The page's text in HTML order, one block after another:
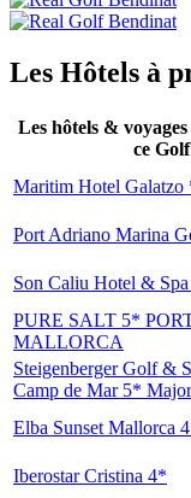
Les Hôtels à
Les hôtels &
ce Golf
Maritim Hotel
Port Adriano Marina
Son Caliu Hotel &
PURE SALT 5*
MALLORCA
Steigenberger Golf &
Camp de Mar 5*
Elba Sunset Mallorca
Iberostar Cristina 4*